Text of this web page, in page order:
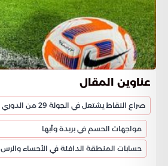
عناوين المقال
صراع النقاط يشتعل في الجولة 29 من الدوري السعودي للمحترفين
مواجهات الحسم في بريدة وأبها
حسابات المنطقة الدافئة في الأحساء والرس